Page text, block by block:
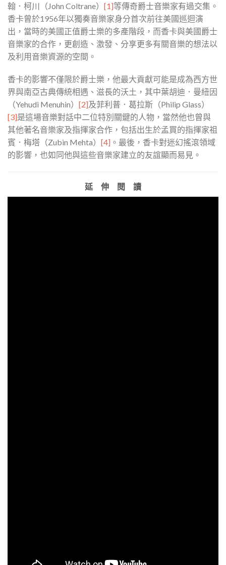
翰．柯川（John Coltrane） [1]等傳奇爵士音樂家有過交集。
香卡曾於1956年以獨奏音樂家身分首次前往美國巡迴演
出，當時的美國正值爵士樂的多產階段，而香卡與美國爵士
音樂家的合作，更創造、激發、分享更多有關音樂的想法以
及利用音樂資源的空間。
香卡的影響不僅限於爵士樂，他最大貢獻可能是成為西方世
界與南亞古典傳統相遇、滋長的沃土，其中葉胡迪．曼紐因
（Yehudi Menuhin） [2]及菲利普．葛拉斯（Philip Glass）
[3]是這場音樂對話中二位特別關鍵的人物，當然他也曾與
其他著名音樂家及指揮家合作，包括出生於孟買的指揮家祖
賓．梅塔（Zubin Mehta） [4] 。最後，香卡對迷幻搖滾領域
的影響，也如同他與這些音樂家建立的友誼顯而易見。
延 伸 閱 讀